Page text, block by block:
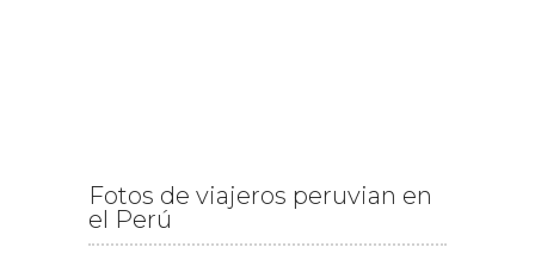
Fotos de viajeros peruvian en
el Perú